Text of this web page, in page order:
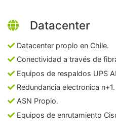
Datacenter
Datacenter propio en Chile.
Conectividad a través de
Equipos de respaldos UPS
Redundancia electronica n+1.
ASN Propio.
Equipos de enrutamiento